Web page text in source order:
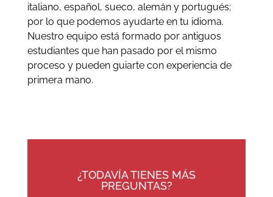
italiano, español, sueco, alemán y portugués;
por lo que podemos ayudarte en tu idioma.
Nuestro equipo está formado por antiguos
estudiantes que han pasado por el mismo
proceso y pueden guiarte con experiencia de
primera mano.
¿TODAVÍA TIENES MÁS
PREGUNTAS?